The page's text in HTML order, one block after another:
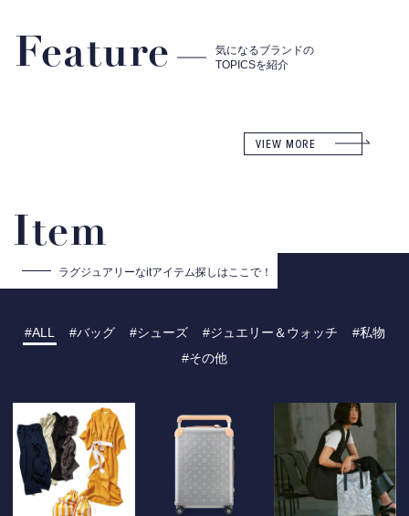
Feature
気になるブランドの
TOPICSを紹介
VIEW MORE
Item
ラグジュアリーなitアイテム探しはここで！
ALL バッグ シューズ ジュエリー＆ウォッチ
私物
その他